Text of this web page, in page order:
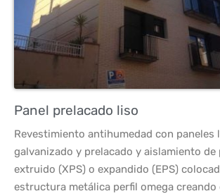
Panel prelacado liso
Revestimiento antihumedad con paneles
galvanizado y prelacado y aislamiento
extruido (XPS) o expandido (EPS)
estructura metálica perfil omega creando